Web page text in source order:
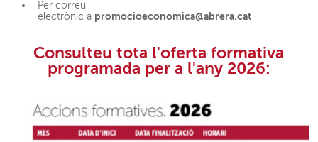
Per correu
electrònic a promocioeconomica@abrera.cat
Consulteu tota l'oferta formativa
programada per a l'any 2026: